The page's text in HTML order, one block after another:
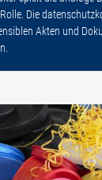
Die
Akten und